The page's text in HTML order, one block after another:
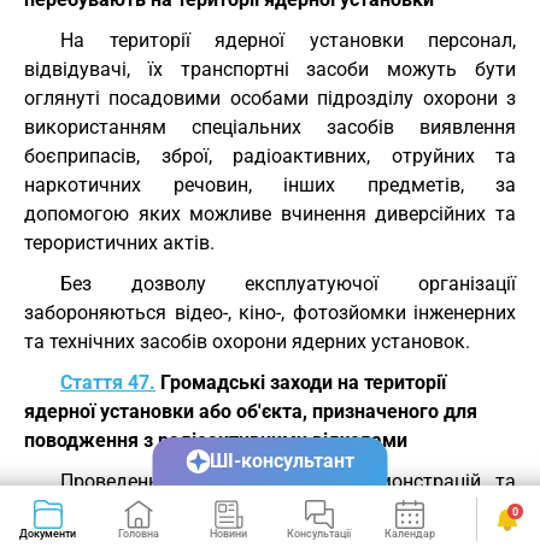
На території ядерної установки персонал,
відвідувачі, їх транспортні засоби можуть бути
оглянуті посадовими особами підрозділу охорони з
використанням спеціальних засобів виявлення
боєприпасів, зброї, радіоактивних, отруйних та
наркотичних речовин, інших предметів, за
допомогою яких можливе вчинення диверсійних та
терористичних актів.
Без дозволу експлуатуючої організації
забороняються відео-, кіно-, фотозйомки інженерних
та технічних засобів охорони ядерних установок.
Стаття 47. Громадські заходи на території
ядерної установки або об'єкта, призначеного для
поводження з радіоактивними відходами
Проведення зборів, мітингів, демонстрацій та
інших громадських заходів на території ядерної
установки чи об'єкта, призначеного для поводження
Документи Головна Новини Консультації Календар Сервіси
0
ШІ-консультант